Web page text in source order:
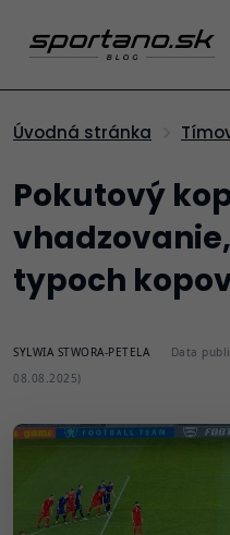
Úvodná stránka
Pokutový
typoch
SYLWIA STWORA-PETELA
Data
08.08.2025)